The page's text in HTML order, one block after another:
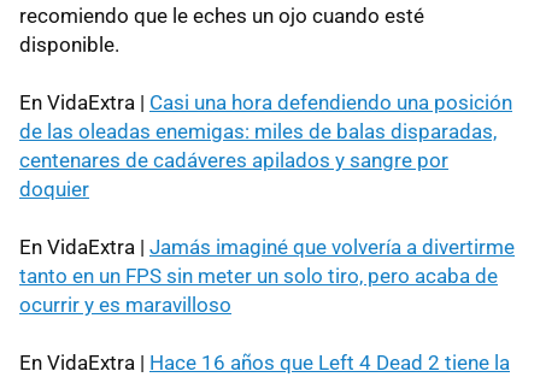
recomiendo que le eches un ojo cuando esté
disponible.
En VidaExtra | Casi una hora defendiendo una posición
de las oleadas enemigas: miles de balas disparadas,
centenares de cadáveres apilados y sangre por
doquier
En VidaExtra | Jamás imaginé que volvería a divertirme
tanto en un FPS sin meter un solo tiro, pero acaba de
ocurrir y es maravilloso
En VidaExtra | Hace 16 años que Left 4 Dead 2 tiene la